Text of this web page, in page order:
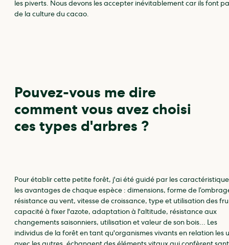
les piverts. Nous devons les accepter inévitablement car ils font
de la culture du cacao.
Pouvez-vous me dire
comment vous avez choisi
ces types d'arbres ?
Pour établir cette petite forêt, j'ai été guidé par les
les avantages de chaque espèce : dimensions, forme de
résistance au vent, vitesse de croissance, type et utilisation des
capacité à fixer l'azote, adaptation à l'altitude, résistance aux
changements saisonniers, utilisation et valeur de son bois... Les
individus de la forêt en tant qu'organismes vivants en relation les